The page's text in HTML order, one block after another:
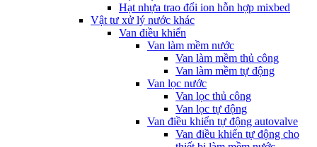
Hạt nhựa trao đổi ion hỗn hợp mixbed
Vật tư xử lý nước khác
Van điều khiển
Van làm mềm nước
Van làm mềm thủ công
Van làm mềm tự động
Van lọc nước
Van lọc thủ công
Van lọc tự động
Van điều khiển tự động autovalve
Van điều khiển tự động cho